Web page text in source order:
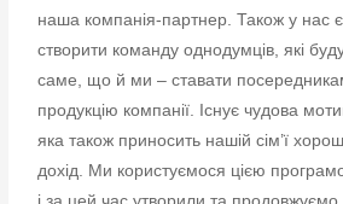
наша компанія-партнер. Також у нас
створити команду однодумців, які
саме, що й ми – ставати
продукцію компанії. Існує чудова
яка також приносить нашій сім’ї
дохід. Ми користуємося цією